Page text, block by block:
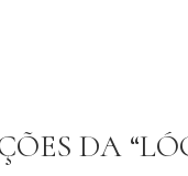
DA